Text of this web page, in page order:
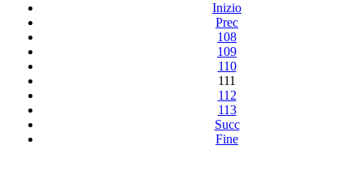
Inizio
Prec
108
109
110
111
112
113
Succ
Fine